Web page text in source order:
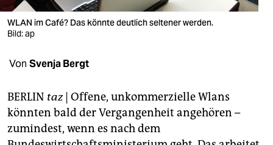
verlag
veranstaltungen
shop
unterstützen
abo
WLAN im Café? Das könnte deutlich seltener werden.
Bild: ap
Von Svenja Bergt
BERLIN taz| Offene, unkommerzielle Wlans
könnten bald der Vergangenheit angehören –
zumindest, wenn es nach dem